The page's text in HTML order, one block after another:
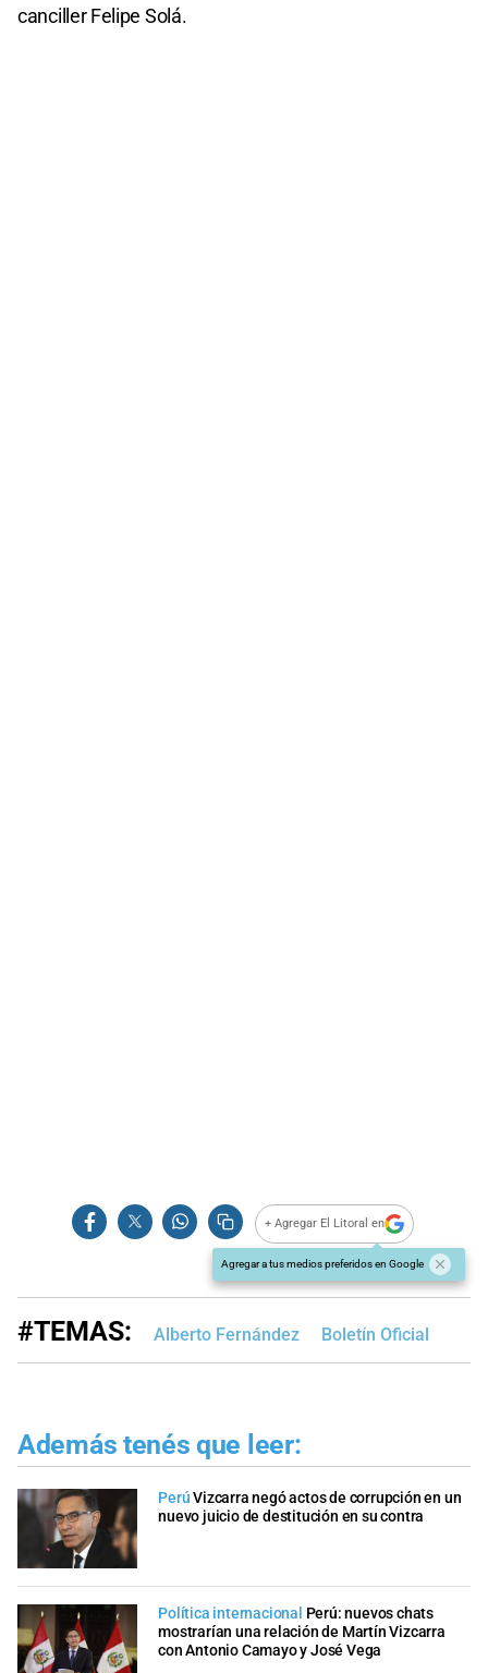
canciller Felipe Solá.
+ Agregar El Litoral en
Agregar a tus medios preferidos en Google
#TEMAS: Alberto Fernández Boletín Oficial
Además tenés que leer:
PerúVizcarra negó actos de corrupción en un
nuevo juicio de destitución en su contra
Política internacional Perú: nuevos chats
mostrarían una relación de Martín Vizcarra
con Antonio Camayo y José Vega